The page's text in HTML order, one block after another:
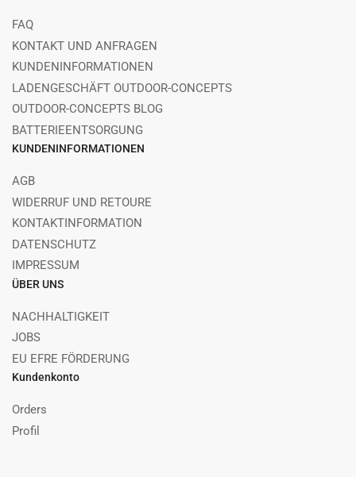
FAQ
KONTAKT UND ANFRAGEN
KUNDENINFORMATIONEN
LADENGESCHÄFT OUTDOOR-CONCEPTS
OUTDOOR-CONCEPTS BLOG
BATTERIEENTSORGUNG
KUNDENINFORMATIONEN
AGB
WIDERRUF UND RETOURE
KONTAKTINFORMATION
DATENSCHUTZ
IMPRESSUM
ÜBER UNS
NACHHALTIGKEIT
JOBS
EU EFRE FÖRDERUNG
Kundenkonto
Orders
Profil